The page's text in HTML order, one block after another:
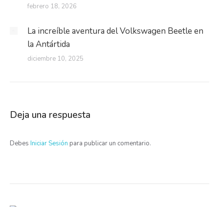
febrero 18, 2026
La increíble aventura del Volkswagen Beetle en
la Antártida
diciembre 10, 2025
Deja una respuesta
Debes Iniciar Sesión para publicar un comentario.